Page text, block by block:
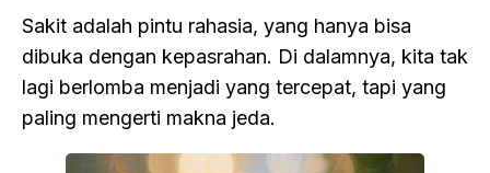
Sakit adalah pintu rahasia, yang hanya bisa
dibuka dengan kepasrahan. Di dalamnya, kita tak
lagi berlomba menjadi yang tercepat, tapi yang
paling mengerti makna jeda.